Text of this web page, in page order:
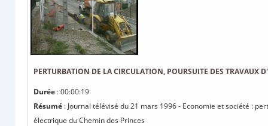
PERTURBATION DE LA CIRCULATION, POURSUITE DES TRAVAUX
Durée : 00:00:19
Résumé : Journal télévisé du 21 mars 1996 - Economie et société :
électrique du Chemin des Princes